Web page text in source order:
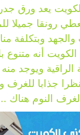
يعد ورق
رونقا جميلا
وبتكلفة
أنه متنوع
ويوجد منه
جذابا
لغرف النوم هناك